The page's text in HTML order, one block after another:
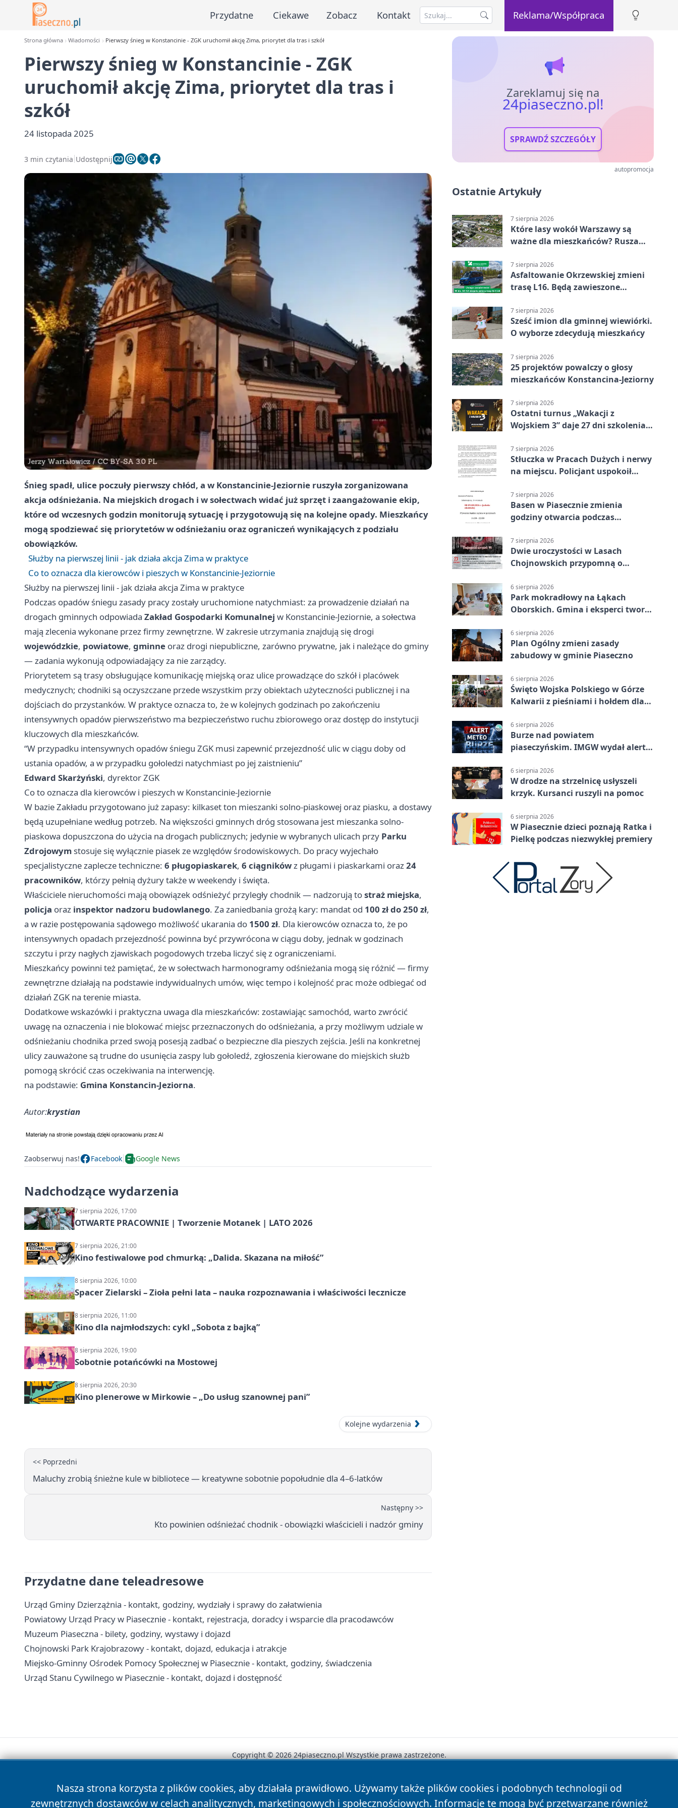
Przydatne Ciekawe Zobacz Kontakt Reklama/Współpraca
Strona główna Wiadomości Pierwszy śnieg w Konstancinie - ZGK uruchomił akcję Zima, priorytet dla tras i szkół
Pierwszy śnieg w Konstancinie - ZGK
uruchomił akcję Zima, priorytet dla tras i
szkół
24 listopada 2025
3 min czytania Udostępnij
Śnieg spadł, ulice poczuły pierwszy chłód, a w Konstancinie-Jeziornie ruszyła zorganizowana
akcja odśnieżania. Na miejskich drogach i w sołectwach widać już sprzęt i zaangażowanie ekip,
które od wczesnych godzin monitorują sytuację i przygotowują się na kolejne opady. Mieszkańcy
mogą spodziewać się priorytetów w odśnieżaniu oraz ograniczeń wynikających z podziału
obowiązków.
Służby na pierwszej linii - jak działa akcja Zima w praktyce
Co to oznacza dla kierowców i pieszych w Konstancinie-Jeziornie
Służby na pierwszej linii - jak działa akcja Zima w praktyce
Podczas opadów śniegu zasady pracy zostały uruchomione natychmiast: za prowadzenie działań na
drogach gminnych odpowiada Zakład Gospodarki Komunalnej w Konstancinie-Jeziornie, a sołectwa
mają zlecenia wykonane przez firmy zewnętrzne. W zakresie utrzymania znajdują się drogi
wojewódzkie, powiatowe, gminne oraz drogi niepubliczne, zarówno prywatne, jak i należące do gminy
— zadania wykonują odpowiadający za nie zarządcy.
Priorytetem są trasy obsługujące komunikację miejską oraz ulice prowadzące do szkół i placówek
medycznych; chodniki są oczyszczane przede wszystkim przy obiektach użyteczności publicznej i na
dojściach do przystanków. W praktyce oznacza to, że w kolejnych godzinach po zakończeniu
intensywnych opadów pierwszeństwo ma bezpieczeństwo ruchu zbiorowego oraz dostęp do instytucji
kluczowych dla mieszkańców.
“W przypadku intensywnych opadów śniegu ZGK musi zapewnić przejezdność ulic w ciągu doby od
ustania opadów, a w przypadku gołoledzi natychmiast po jej zaistnieniu”
Edward Skarżyński, dyrektor ZGK
Co to oznacza dla kierowców i pieszych w Konstancinie-Jeziornie
W bazie Zakładu przygotowano już zapasy: kilkaset ton mieszanki solno-piaskowej oraz piasku, a dostawy
będą uzupełniane według potrzeb. Na większości gminnych dróg stosowana jest mieszanka solno-
piaskowa dopuszczona do użycia na drogach publicznych; jedynie w wybranych ulicach przy Parku
Zdrojowym stosuje się wyłącznie piasek ze względów środowiskowych. Do pracy wyjechało
specjalistyczne zaplecze techniczne: 6 pługopiaskarek, 6 ciągników z pługami i piaskarkami oraz 24
pracowników, którzy pełnią dyżury także w weekendy i święta.
Właściciele nieruchomości mają obowiązek odśnieżyć przyległy chodnik — nadzorują tostraż miejska,
policja oraz inspektor nadzoru budowlanego. Za zaniedbania grożą kary: mandat od 100 zł do 250 zł,
a w razie postępowania sądowego możliwość ukarania do 1500 zł. Dla kierowców oznacza to, że po
intensywnych opadach przejezdność powinna być przywrócona w ciągu doby, jednak w godzinach
szczytu i przy nagłych zjawiskach pogodowych trzeba liczyć się z ograniczeniami.
Mieszkańcy powinni też pamiętać, że w sołectwach harmonogramy odśnieżania mogą się różnić — firmy
zewnętrzne działają na podstawie indywidualnych umów, więc tempo i kolejność prac może odbiegać od
działań ZGK na terenie miasta.
Dodatkowe wskazówki i praktyczna uwaga dla mieszkańców: zostawiając samochód, warto zwrócić
uwagę na oznaczenia i nie blokować miejsc przeznaczonych do odśnieżania, a przy możliwym udziale w
odśnieżaniu chodnika przed swoją posesją zadbać o bezpieczne dla pieszych zejścia. Jeśli na konkretnej
ulicy zauważone są trudne do usunięcia zaspy lub gołoledź, zgłoszenia kierowane do miejskich służb
pomogą skrócić czas oczekiwania na interwencję.
na podstawie: Gmina Konstancin-Jeziorna.
Autor:krystian
Zaobserwuj nas! Facebook Google News
Nadchodzące wydarzenia
7 sierpnia 2026, 17:00
OTWARTE PRACOWNIE | Tworzenie Motanek | LATO 2026
7 sierpnia 2026, 21:00
Kino festiwalowe pod chmurką: „Dalida. Skazana na miłość”
8 sierpnia 2026, 10:00
Spacer Zielarski – Zioła pełni lata – nauka rozpoznawania i właściwości lecznicze
8 sierpnia 2026, 11:00
Kino dla najmłodszych: cykl „Sobota z bajką”
8 sierpnia 2026, 19:00
Sobotnie potańcówki na Mostowej
8 sierpnia 2026, 20:30
Kino plenerowe w Mirkowie – „Do usług szanownej pani”
Kolejne wydarzenia
<< Poprzedni
Maluchy zrobią śnieżne kule w bibliotece — kreatywne sobotnie popołudnie dla 4–6-latków
Następny >>
Kto powinien odśnieżać chodnik - obowiązki właścicieli i nadzór gminy
Przydatne dane teleadresowe
Urząd Gminy Dzierzążnia - kontakt, godziny, wydziały i sprawy do załatwienia
Powiatowy Urząd Pracy w Piasecznie - kontakt, rejestracja, doradcy i wsparcie dla pracodawców
Muzeum Piaseczna - bilety, godziny, wystawy i dojazd
Chojnowski Park Krajobrazowy - kontakt, dojazd, edukacja i atrakcje
Miejsko-Gminny Ośrodek Pomocy Społecznej w Piasecznie - kontakt, godziny, świadczenia
Urząd Stanu Cywilnego w Piasecznie - kontakt, dojazd i dostępność
Zareklamuj się na
24piaseczno.pl!
SPRAWDŹ SZCZEGÓŁY
autopromocja
Ostatnie Artykuły
7 sierpnia 2026
Które lasy wokół Warszawy są
ważne dla mieszkańców? Rusza
7 sierpnia 2026
Asfaltowanie Okrzewskiej zmieni
trasę L16. Będą zawieszone
7 sierpnia 2026
Sześć imion dla gminnej wiewiórki.
O wyborze zdecydują mieszkańcy
7 sierpnia 2026
25 projektów powalczy o głosy
mieszkańców Konstancina-Jeziorny
7 sierpnia 2026
Ostatni turnus „Wakacji z
Wojskiem 3” daje 27 dni szkolenia i
7 sierpnia 2026
Stłuczka w Pracach Dużych i nerwy
na miejscu. Policjant uspokoił
7 sierpnia 2026
Basen w Piasecznie zmienia
godziny otwarcia podczas
7 sierpnia 2026
Dwie uroczystości w Lasach
Chojnowskich przypomną o
6 sierpnia 2026
Park mokradłowy na Łąkach
Oborskich. Gmina i eksperci tworzą
6 sierpnia 2026
Plan Ogólny zmieni zasady
zabudowy w gminie Piaseczno
6 sierpnia 2026
Święto Wojska Polskiego w Górze
Kalwarii z pieśniami i hołdem dla
6 sierpnia 2026
Burze nad powiatem
piaseczyńskim. IMGW wydał alert
6 sierpnia 2026
W drodze na strzelnicę usłyszeli
krzyk. Kursanci ruszyli na pomoc
6 sierpnia 2026
W Piasecznie dzieci poznają Ratka i
Pielkę podczas niezwykłej premiery
Nasza strona korzysta z plików cookies, aby działała prawidłowo. Używamy także plików cookies i podobnych technologii od
zewnętrznych dostawców w celach analitycznych, marketingowych i społecznościowych. Informacje te mogą być przetwarzane również
Copyright © 2026 24piaseczno.pl Wszystkie prawa zastrzeżone.
News Autorzy Polityka Prywatności Polityka Cookies